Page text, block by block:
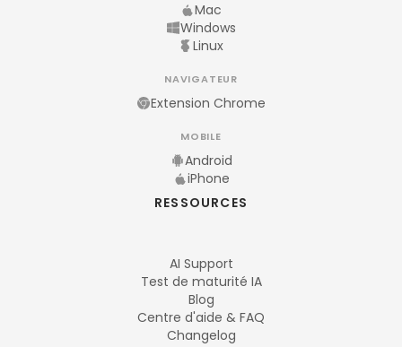
Mac
Windows
Linux
NAVIGATEUR
Extension Chrome
MOBILE
Android
iPhone
RESSOURCES
AI Support
Test de maturité IA
Blog
Centre d'aide & FAQ
Changelog